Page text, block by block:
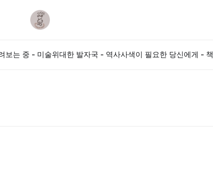
보는 중 - 미술위대한 발자국 - 역사사색이 필요한 당신에게 - 책